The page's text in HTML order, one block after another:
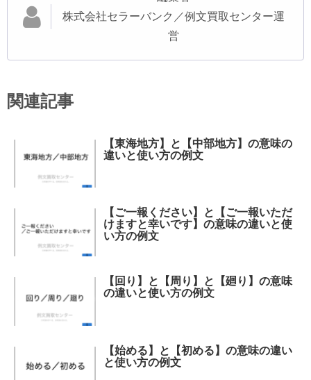
株式会社セラーバンク／例文買取センター運
営
関連記事
【東海地方】と【中部地方】の意味の
違いと使い方の例文
【ご一報ください】と【ご一報いただ
けますと幸いです】の意味の違いと使
い方の例文
【回り】と【周り】と【廻り】の意味
の違いと使い方の例文
【始める】と【初める】の意味の違い
と使い方の例文